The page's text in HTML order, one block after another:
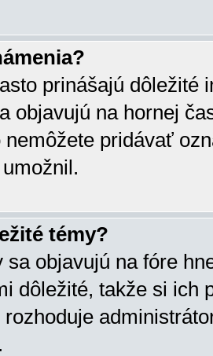
prinášajú dôležité
objavujú na hornej
nemôžete pridávať
témy?
sa objavujú na fóre
dôležité, takže si ich
rozhoduje